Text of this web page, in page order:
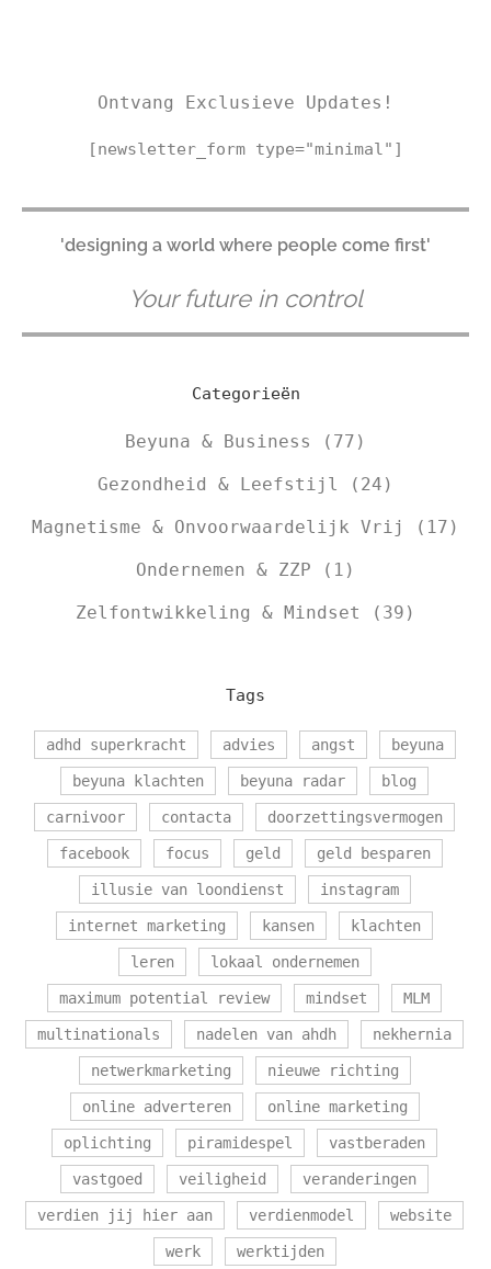
Ontvang Exclusieve Updates!
[newsletter_form type="minimal"]
'designing a world where people come first'
Your future in control
Categorieën
Beyuna & Business (77)
Gezondheid & Leefstijl (24)
Magnetisme & Onvoorwaardelijk Vrij (17)
Ondernemen & ZZP (1)
Zelfontwikkeling & Mindset (39)
Tags
adhd superkracht advies angst beyuna
beyuna klachten beyuna radar blog
carnivoor contacta doorzettingsvermogen
facebook focus geld geld besparen
illusie van loondienst instagram
internet marketing kansen klachten
leren lokaal ondernemen
maximum potential review mindset MLM
multinationals nadelen van ahdh nekhernia
netwerkmarketing nieuwe richting
online adverteren online marketing
oplichting piramidespel vastberaden
vastgoed veiligheid veranderingen
verdien jij hier aan verdienmodel website
werk werktijden